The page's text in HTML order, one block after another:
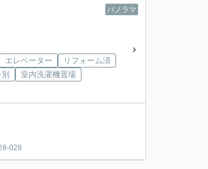
パノラマ
エレベーター
リフォーム済
室内洗濯機置場
028